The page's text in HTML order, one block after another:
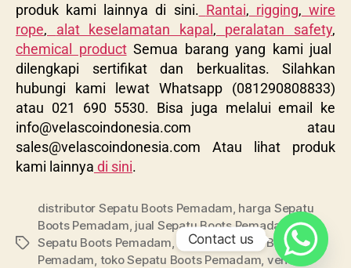
produk kami lainnya di sini. Rantai, rigging, wire
rope, alat keselamatan kapal, peralatan safety,
chemical productSemua barang yang kami jual
dilengkapi sertifikat dan berkualitas. Silahkan
hubungi kami lewat Whatsapp (081290808833)
atau 021 690 5530. Bisa juga melalui email ke
info@velascoindonesia.com atau
sales@velascoindonesia.com Atau lihat produk
kami lainnya di sini.
distributor Sepatu Boots Pemadam harga Sepatu
Boots Pemadam jual Sepatu Boots Pemadam,
Sepatu Boots Pemadam , supplier Sepatu Boots
Pemadam toko Sepatu Boots Pemadam vendor
Contact us